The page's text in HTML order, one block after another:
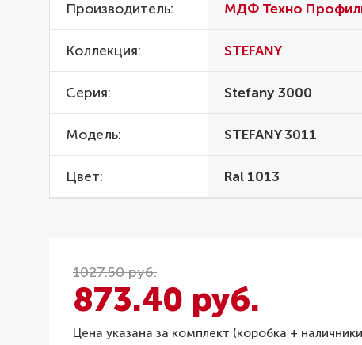
Производитель МДФ Техно
Коллекция STEFANY
Серия Stefany 3000
Модель STEFANY 3011
Цвет Ral 1013
1027.50 руб.
873.40 руб.
Цена указана за комплект (коробка +